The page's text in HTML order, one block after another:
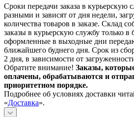
Сроки передачи заказа в курьерскую
разными и зависят от дня недели,
количества товаров в заказе. Склад
заказы в курьерскую службу только в
оформленные в выходные дни
ближайшего буднего дня. Срок из
2 дня, в зависимости от
Обратите внимание! Заказы,
оплачены, обрабатываются и
приоритетном порядке.
Подробнее об условиях доставки
«Доставка».